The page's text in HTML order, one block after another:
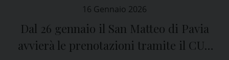
16 Gennaio 2026
Dal 26 gennaio il San Matteo di Pavia
avvierà le prenotazioni tramite il CUP